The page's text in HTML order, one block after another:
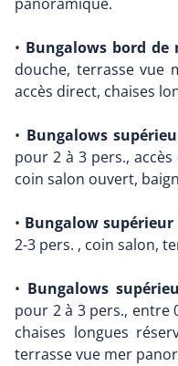
• Bungalows bord de
douche, terrasse vue
accès direct, chaises
• Bungalows
pour 2 à 3 pers.,
coin salon ouvert,
• Bungalow
2-3 pers. , coin salon,
• Bungalows
pour 2 à 3 pers., entre
chaises longues
terrasse vue mer